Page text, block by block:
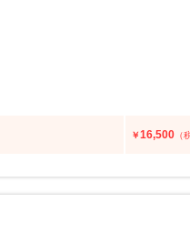
￥16,500 （